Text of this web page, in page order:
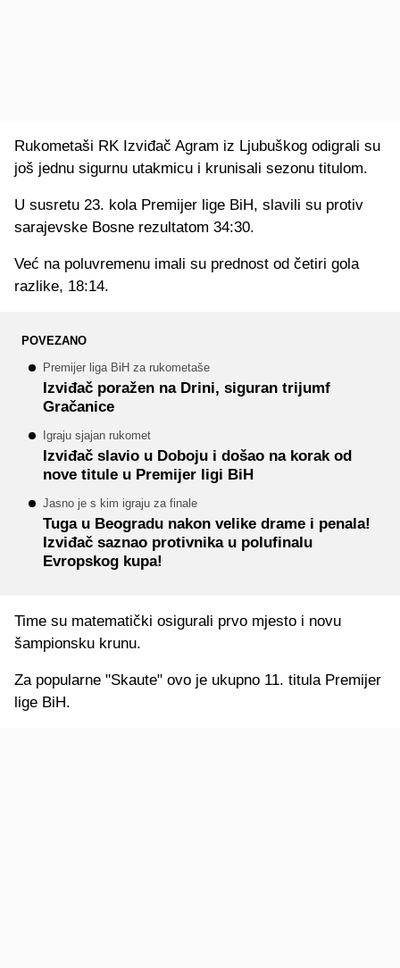
Rukometaši RK Izviđač Agram iz Ljubuškog odigrali su
još jednu sigurnu utakmicu i krunisali sezonu titulom.
U susretu 23. kola Premijer lige BiH, slavili su protiv
sarajevske Bosne rezultatom 34:30.
Već na poluvremenu imali su prednost od četiri gola
razlike, 18:14.
POVEZANO
Premijer liga BiH za rukometaše
Izviđač poražen na Drini, siguran trijumf
Gračanice
Igraju sjajan rukomet
Izviđač slavio u Doboju i došao na korak od
nove titule u Premijer ligi BiH
Jasno je s kim igraju za finale
Tuga u Beogradu nakon velike drame i penala!
Izviđač saznao protivnika u polufinalu
Evropskog kupa!
Time su matematički osigurali prvo mjesto i novu
šampionsku krunu.
Za popularne "Skaute" ovo je ukupno 11. titula Premijer
lige BiH.